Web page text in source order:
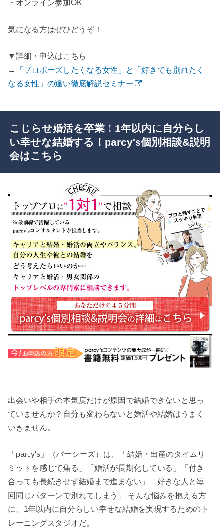
・オンライン参加OK
気になる方はぜひどうぞ！
▼詳細・申込はこちら
→
「プロポーズしたくなる女性」と「好きでも別れたく
なる女性」の違い徹底解説セミナー
こじらせ婚活を卒業！1年以内に自分らし
い幸せな結婚する！parcy's個別相談&説明
会はこちら
出会いや相手の本気度だけが原因で結婚できないと思っ
ていませんか？自分も変わらないと婚活や結婚はうまく
いきません。
「parcy's」（パーシーズ）は、「結婚・出産のタイムリ
ミットを感じて焦る」「婚活が長期化している」「付き
合っても長続きせず結婚まで進まない」「好きな人と毎
回同じパターンで別れてしまう」 そんな悩みを抱える方
に、1年以内に自分らしい幸せな結婚を実現するためのト
レーニングスタジオだ。